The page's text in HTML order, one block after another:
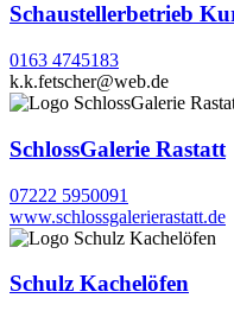
Schaustellerbetrieb
0163 4745183
k.k.fetscher@web.de
SchlossGalerie Rastatt
07222 5950091
www.schlossgalerierastatt.de
Schulz Kachelöfen